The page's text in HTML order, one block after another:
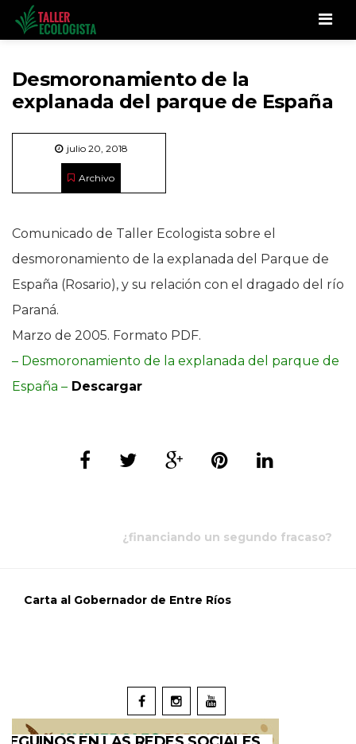
Desmoronamiento de la
explanada del parque de España
julio 20, 2018
Archivo
Comunicado de Taller Ecologista sobre el
desmoronamiento de la explanada del Parque de
España (Rosario), y su relación con el dragado del río
Paraná.
Marzo de 2005. Formato PDF.
– Desmoronamiento de la explanada del parque de
España – Descargar
¿financiando un segundo fracaso?
Carta al Gobernador de Entre Ríos